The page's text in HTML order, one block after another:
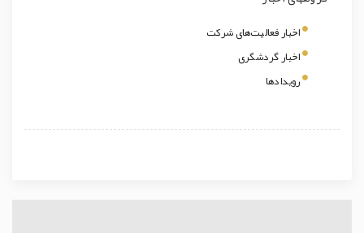
اخبار فعالیت‌های شرکت
اخبار گردشگری
رویدادها